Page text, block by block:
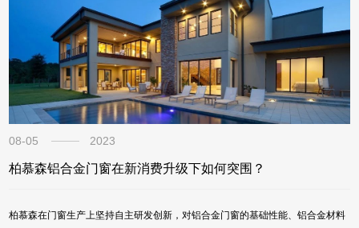
08-05 2023
柏慕森铝合金门窗在新消费升级下如何突围？
柏慕森在门窗生产上坚持自主研发创新，对铝合金门窗的基础性能、铝合金材料